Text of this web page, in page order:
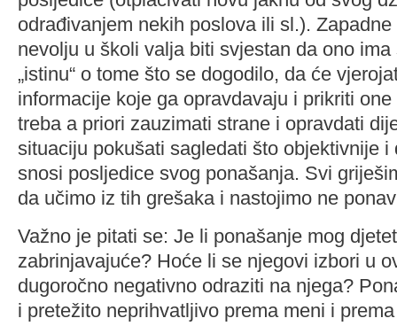
odrađivanjem nekih poslova ili sl.).
nevolju u školi valja biti svjestan da ono
„istinu“ o tome što se dogodilo, da će
informacije koje ga opravdavaju i prikriti
treba a priori zauzimati strane i opravdati
situaciju pokušati sagledati što objektivnije i
snosi posljedice svog ponašanja. Svi
da učimo iz tih grešaka i nastojimo ne
Važno je pitati se: Je li ponašanje mog
zabrinjavajuće? Hoće li se njegovi izbori u
dugoročno negativno odraziti na njega?
i pretežito neprihvatljivo prema meni i